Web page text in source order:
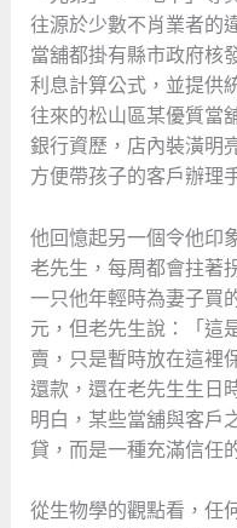
往源於少數不肖業者的
當舖都掛有縣市政府核
利息計算公式，並提供
往來的松山區某優質當
銀行資歷，店內裝潢明
方便帶孩子的客戶辦理
他回憶起另一個令他印
老先生，每周都會拄著
一只他年輕時為妻子買
元，但老先生說：「這
賣，只是暫時放在這裡
還款，還在老先生生日
明白，某些當舖與客戶
貸，而是一種充滿信任
從生物學的觀點看，任